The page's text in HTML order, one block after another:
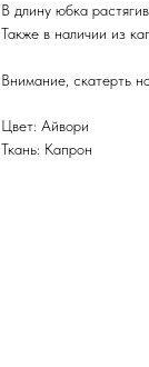
В длину юбка
Также в наличии из
Внимание, скатерть
Цвет: Айвори
Ткань: Капрон